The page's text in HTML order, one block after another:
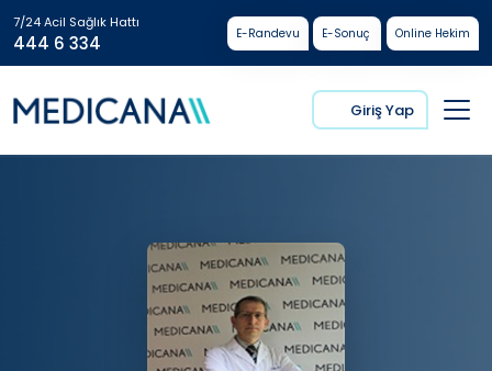
7/24 Acil Sağlık Hattı
444 6 334 E-Randevu E-Sonuç Online Hekim
Giriş Yap